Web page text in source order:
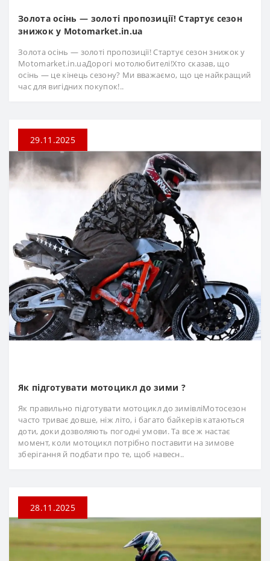
Золота осінь — золоті пропозиції! Стартує сезон
знижок у Motomarket.in.ua
Золота осінь — золоті пропозиції! Стартує сезон знижок у
Motomarket.in.uaДорогі мотолюбителі!Хто сказав, що
осінь — це кінець сезону? Ми вважаємо, що це найкращий
час для вигідних покупок!..
29.11.2025
Як підготувати мотоцикл до зими ?
Як правильно підготувати мотоцикл до зимівліМотосезон
часто триває довше, ніж літо, і багато байкерів катаються
доти, доки дозволяють погодні умови. Та все ж настає
момент, коли мотоцикл потрібно поставити на зимове
зберігання й подбати про те, щоб навесн..
28.11.2025